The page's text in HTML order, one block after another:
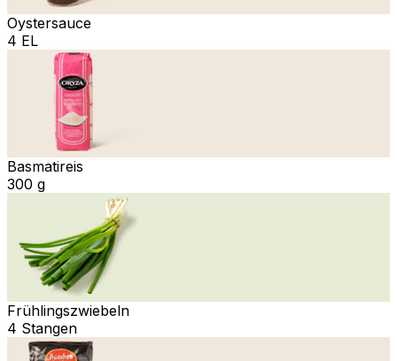
Oystersauce
4 EL
Basmatireis
300 g
Frühlingszwiebeln
4 Stangen